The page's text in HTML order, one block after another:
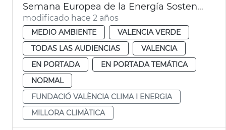
Semana Europea de la Energía Sostenible
modificado hace 2 años
MEDIO AMBIENTE
VALENCIA VERDE
TODAS LAS AUDIENCIAS
VALENCIA
EN PORTADA
EN PORTADA TEMÁTICA
NORMAL
FUNDACIÓ VALÈNCIA CLIMA I ENERGIA
MILLORA CLIMÀTICA